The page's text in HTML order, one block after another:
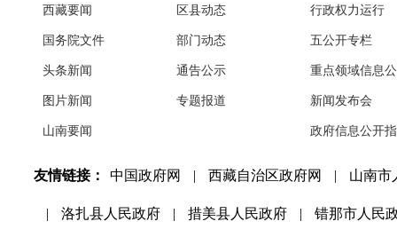
西藏要闻
国务院文件
头条新闻
图片新闻
山南要闻
区县动态
部门动态
通告公示
专题报道
行政权力运行
五公开专栏
重点领域信息
新闻发布会
政府信息公开
友情链接： 中国政府网 | 西藏自治区政府网 | 山南市
| 洛扎县人民政府 | 措美县人民政府 | 错那市人民